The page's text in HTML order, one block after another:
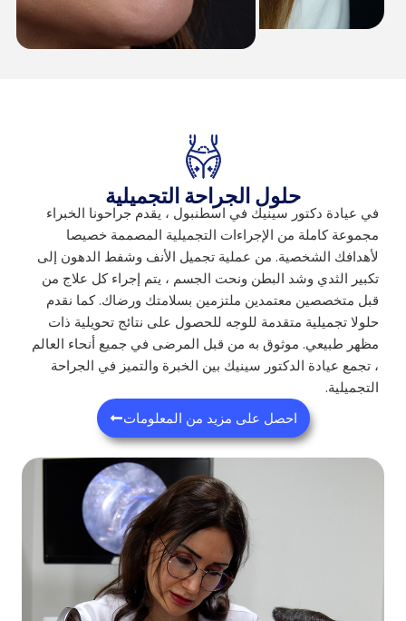
حلول الجراحة التجميلية
في عيادة دكتور سينيك في اسطنبول ، يقدم جراحونا الخبراء
مجموعة كاملة من الإجراءات التجميلية المصممة خصيصا
لأهدافك الشخصية. من عملية تجميل الأنف وشفط الدهون إلى
تكبير الثدي وشد البطن ونحت الجسم ، يتم إجراء كل علاج من
قبل متخصصين معتمدين ملتزمين بسلامتك ورضاك. كما نقدم
حلولا تجميلية متقدمة للوجه للحصول على نتائج تحويلية ذات
مظهر طبيعي. موثوق به من قبل المرضى في جميع أنحاء العالم
، تجمع عيادة الدكتور سينيك بين الخبرة والتميز في الجراحة
التجميلية.
احصل على مزيد من المعلومات